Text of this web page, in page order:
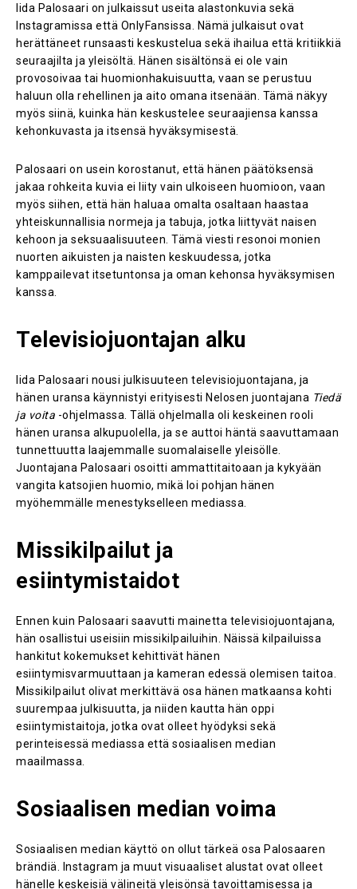
Iida Palosaari on julkaissut useita alastonkuvia sekä
Instagramissa että OnlyFansissa. Nämä julkaisut ovat
herättäneet runsaasti keskustelua sekä ihailua että kritiikkiä
seuraajilta ja yleisöltä. Hänen sisältönsä ei ole vain
provosoivaa tai huomionhakuisuutta, vaan se perustuu
haluun olla rehellinen ja aito omana itsenään. Tämä näkyy
myös siinä, kuinka hän keskustelee seuraajiensa kanssa
kehonkuvasta ja itsensä hyväksymisestä.
Palosaari on usein korostanut, että hänen päätöksensä
jakaa rohkeita kuvia ei liity vain ulkoiseen huomioon, vaan
myös siihen, että hän haluaa omalta osaltaan haastaa
yhteiskunnallisia normeja ja tabuja, jotka liittyvät naisen
kehoon ja seksuaalisuuteen. Tämä viesti resonoi monien
nuorten aikuisten ja naisten keskuudessa, jotka
kamppailevat itsetuntonsa ja oman kehonsa hyväksymisen
kanssa.
Televisiojuontajan alku
Iida Palosaari nousi julkisuuteen televisiojuontajana, ja
hänen uransa käynnistyi erityisesti Nelosen juontajana Tiedä
ja voita -ohjelmassa​. Tällä ohjelmalla oli keskeinen rooli
hänen uransa alkupuolella, ja se auttoi häntä saavuttamaan
tunnettuutta laajemmalle suomalaiselle yleisölle.
Juontajana Palosaari osoitti ammattitaitoaan ja kykyään
vangita katsojien huomio, mikä loi pohjan hänen
myöhemmälle menestykselleen mediassa.
Missikilpailut ja
esiintymistaidot
Ennen kuin Palosaari saavutti mainetta televisiojuontajana,
hän osallistui useisiin missikilpailuihin. Näissä kilpailuissa
hankitut kokemukset kehittivät hänen
esiintymisvarmuuttaan ja kameran edessä olemisen taitoa​.
Missikilpailut olivat merkittävä osa hänen matkaansa kohti
suurempaa julkisuutta, ja niiden kautta hän oppi
esiintymistaitoja, jotka ovat olleet hyödyksi sekä
perinteisessä mediassa että sosiaalisen median
maailmassa.
Sosiaalisen median voima
Sosiaalisen median käyttö on ollut tärkeä osa Palosaaren
brändiä. Instagram ja muut visuaaliset alustat ovat olleet
hänelle keskeisiä välineitä yleisönsä tavoittamisessa ja